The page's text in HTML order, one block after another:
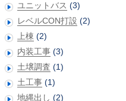
ユニットバス (3)
レベルCON打設 (2)
上棟 (2)
内装工事 (3)
土壌調査 (1)
土工事 (1)
地縄出し (2)